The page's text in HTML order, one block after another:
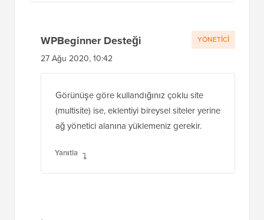
WPBeginner Desteği
27 Ağu 2020, 10:42
Görünüşe göre kullandığınız çoklu site
(multisite) ise, eklentiyi bireysel siteler yerine
ağ yönetici alanına yüklemeniz gerekir.
Yanıtla
YÖNETICI